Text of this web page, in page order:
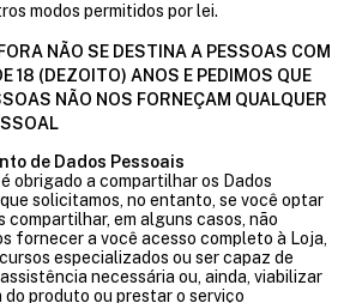
modos permitidos por lei.
NÃO SE DESTINA A PESSOAS COM
18 (DEZOITO) ANOS E PEDIMOS QUE
NÃO NOS FORNEÇAM QUALQUER
de Dados Pessoais
obrigado a compartilhar os Dados
solicitamos, no entanto, se você optar
compartilhar, em alguns casos, não
fornecer a você acesso completo à Loja,
especializados ou ser capaz de
necessária ou, ainda, viabilizar
produto ou prestar o serviço